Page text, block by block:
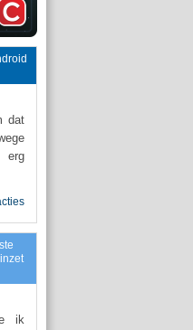
dat
erg
ik